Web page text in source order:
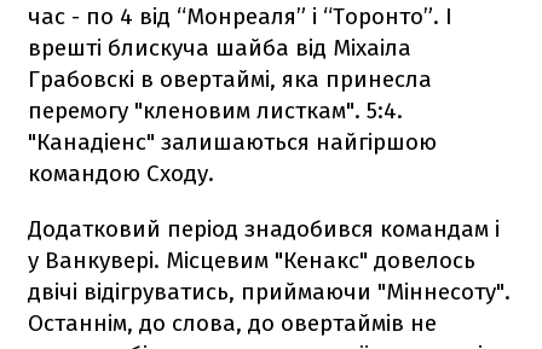
час - по 4 від “Монреаля” і “Торонто”. І
врешті блискуча шайба від Міхаіла
Грабовскі в овертаймі, яка принесла
перемогу "кленовим листкам". 5:4.
"Канадіенс" залишаються найгіршою
командою Cходу.
Додатковий період знадобився командам і
у Ванкувері. Місцевим "Кенакс" довелось
двічі відігруватись, приймаючи "Міннесоту".
Останнім, до слова, до овертаймів не